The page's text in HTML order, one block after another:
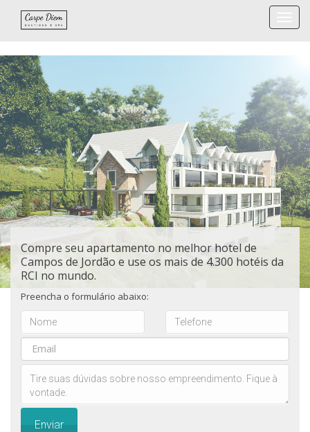
Compre seu apartamento no melhor hotel de
Campos de Jordão e use os mais de 4.300 hotéis da
RCI no mundo.
Preencha o formulário abaixo:
Enviar